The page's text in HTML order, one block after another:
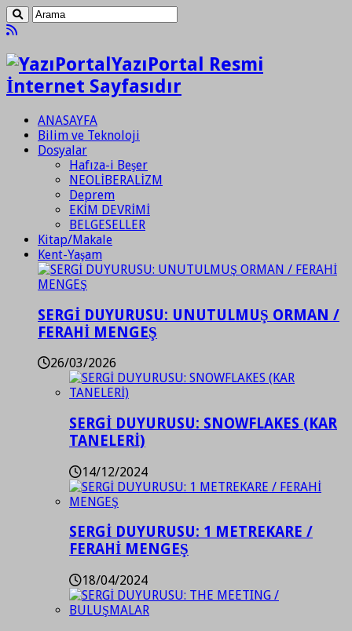
YazıPortal Resmi
İnternet Sayfasıdır
ANASAYFA
Bilim ve Teknoloji
Dosyalar
Hafıza-i Beşer
NEOLİBERALİZM
Deprem
EKİM DEVRİMİ
BELGESELLER
Kitap/Makale
Kent-Yaşam
SERGİ DUYURUSU: UNUTULMUŞ ORMAN /
FERAHİ MENGEŞ
26/03/2026
SERGİ DUYURUSU: SNOWFLAKES (KAR
TANELERİ)
14/12/2024
SERGİ DUYURUSU: 1 METREKARE /
FERAHİ MENGEŞ
18/04/2024